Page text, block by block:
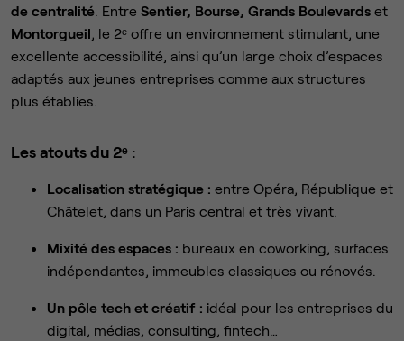
de centralité . Entre Sentier, Bourse, Grands Boulevards et
Montorgueil , le 2ᵉ offre un environnement stimulant, une
excellente accessibilité, ainsi qu’un large choix d’espaces
adaptés aux jeunes entreprises comme aux structures
plus établies.
Les atouts du 2ᵉ :
Localisation stratégique : entre Opéra, République et
Châtelet, dans un Paris central et très vivant.
Mixité des espaces : bureaux en coworking, surfaces
indépendantes, immeubles classiques ou rénovés.
Un pôle tech et créatif : idéal pour les entreprises du
digital, médias, consulting, fintech…